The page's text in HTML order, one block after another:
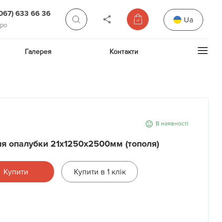
633 66 36
Ua
Галерея Контакти
В наявності
опалубки 21х1250х2500мм (тополя)
Купити Купити в 1 клік